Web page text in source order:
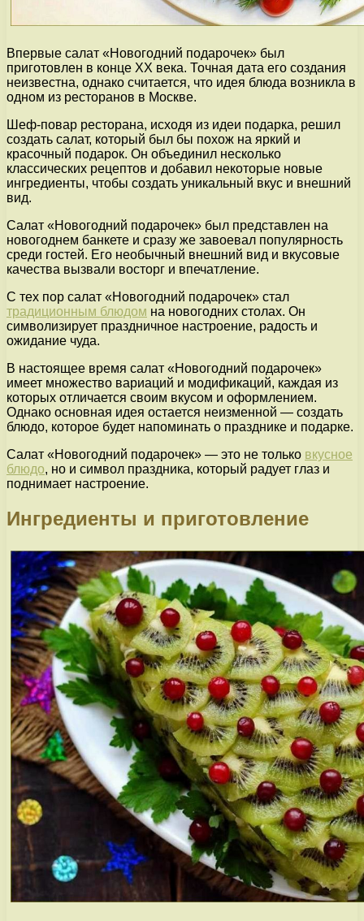
Впервые салат «Новогодний подарочек» был
приготовлен в конце XX века. Точная дата его создания
неизвестна, однако считается, что идея блюда возникла в
одном из ресторанов в Москве.
Шеф-повар ресторана, исходя из идеи подарка, решил
создать салат, который был бы похож на яркий и
красочный подарок. Он объединил несколько
классических рецептов и добавил некоторые новые
ингредиенты, чтобы создать уникальный вкус и внешний
вид.
Салат «Новогодний подарочек» был представлен на
новогоднем банкете и сразу же завоевал популярность
среди гостей. Его необычный внешний вид и вкусовые
качества вызвали восторг и впечатление.
С тех пор салат «Новогодний подарочек» стал
традиционным блюдом на новогодних столах. Он
символизирует праздничное настроение, радость и
ожидание чуда.
В настоящее время салат «Новогодний подарочек»
имеет множество вариаций и модификаций, каждая из
которых отличается своим вкусом и оформлением.
Однако основная идея остается неизменной — создать
блюдо, которое будет напоминать о празднике и подарке.
Салат «Новогодний подарочек» — это не только вкусное
блюдо, но и символ праздника, который радует глаз и
поднимает настроение.
Ингредиенты и приготовление